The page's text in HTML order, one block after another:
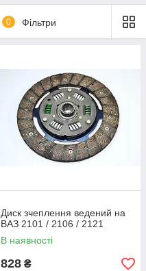
0 Фільтри
Диск зчеплення ведений на
ВАЗ 2101 / 2106 / 2121
В наявності
828 ₴